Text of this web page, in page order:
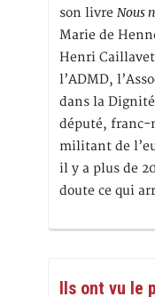
son livre Nous
Marie de
Henri
l’ADMD,
dans la
député, franc-
militant de
il y a plus de
doute ce qui
Ils ont vu le